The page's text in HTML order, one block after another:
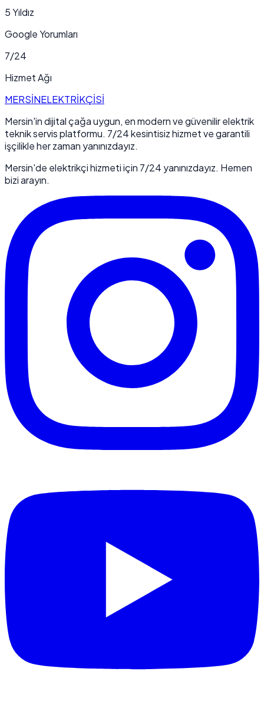
5 Yıldız
Google Yorumları
7/24
Hizmet Ağı
MERSİNELEKTRİKÇİSİ
Mersin'in dijital çağa uygun, en modern ve güvenilir elektrik
teknik servis platformu. 7/24 kesintisiz hizmet ve garantili
işçilikle her zaman yanınızdayız.
Mersin'de elektrikçi hizmeti için 7/24 yanınızdayız. Hemen
bizi arayın.